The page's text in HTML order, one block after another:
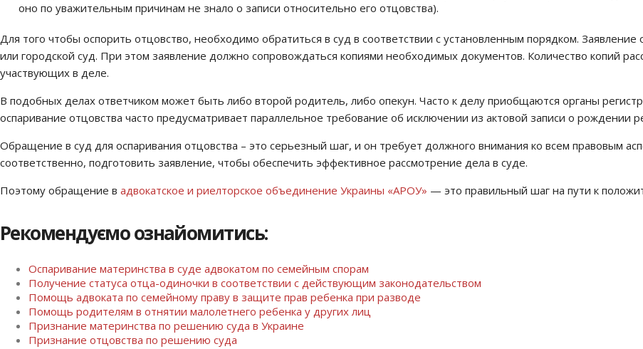
оно по уважительным причинам не знало о записи относительно его отцовства).
Для того чтобы оспорить отцовство, необходимо обратиться в суд в соответствии с установленным порядком.
или городской суд. При этом заявление должно сопровождаться копиями необходимых документов. Количество копий
участвующих в деле.
В подобных делах ответчиком может быть либо второй родитель, либо опекун. Часто к делу приобщаются органы
оспаривание отцовства часто предусматривает параллельное требование об исключении из актовой записи о рождении
Обращение в суд для оспаривания отцовства – это серьезный шаг, и он требует должного внимания ко всем правовым
соответственно, подготовить заявление, чтобы обеспечить эффективное рассмотрение дела в суде.
Поэтому обращение в адвокатское и риелторское объединение Украины «АРОУ» — это правильный шаг на пути к
Рекомендуємо ознайомитись:
Оспаривание материнства в суде адвокатом по семейным спорам
Получение статуса отца-одиночки в соответствии с действующим законодательством
Помощь адвоката по семейному праву в защите прав ребенка при разводе
Помощь родителям в отнятии малолетнего ребенка у других лиц
Признание материнства по решению суда в Украине
Признание отцовства по решению суда